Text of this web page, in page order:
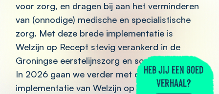
voor zorg, en dragen bij aan het verminderen
van (onnodige) medische en specialistische
zorg. Met deze brede implementatie is
Welzijn op Recept stevig verankerd in de
Groningse eerstelijnszorg en sociale basis.
In 2026 gaan we verder met de
implementatie van Welzijn op Recept. Hierin
Heb jij een goed
verhaal?